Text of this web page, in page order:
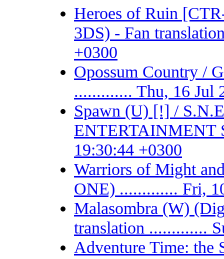
Heroes of Ruin
3DS) - Fan
+0300
Opossum Country /
............. Thu, 16 Jul
Spawn (U) [!] /
ENTERTAINMENT
19:30:44 +0300
Warriors of Might
ONE) ............. Fri,
Malasombra (W)
translation .............
Adventure Time: the